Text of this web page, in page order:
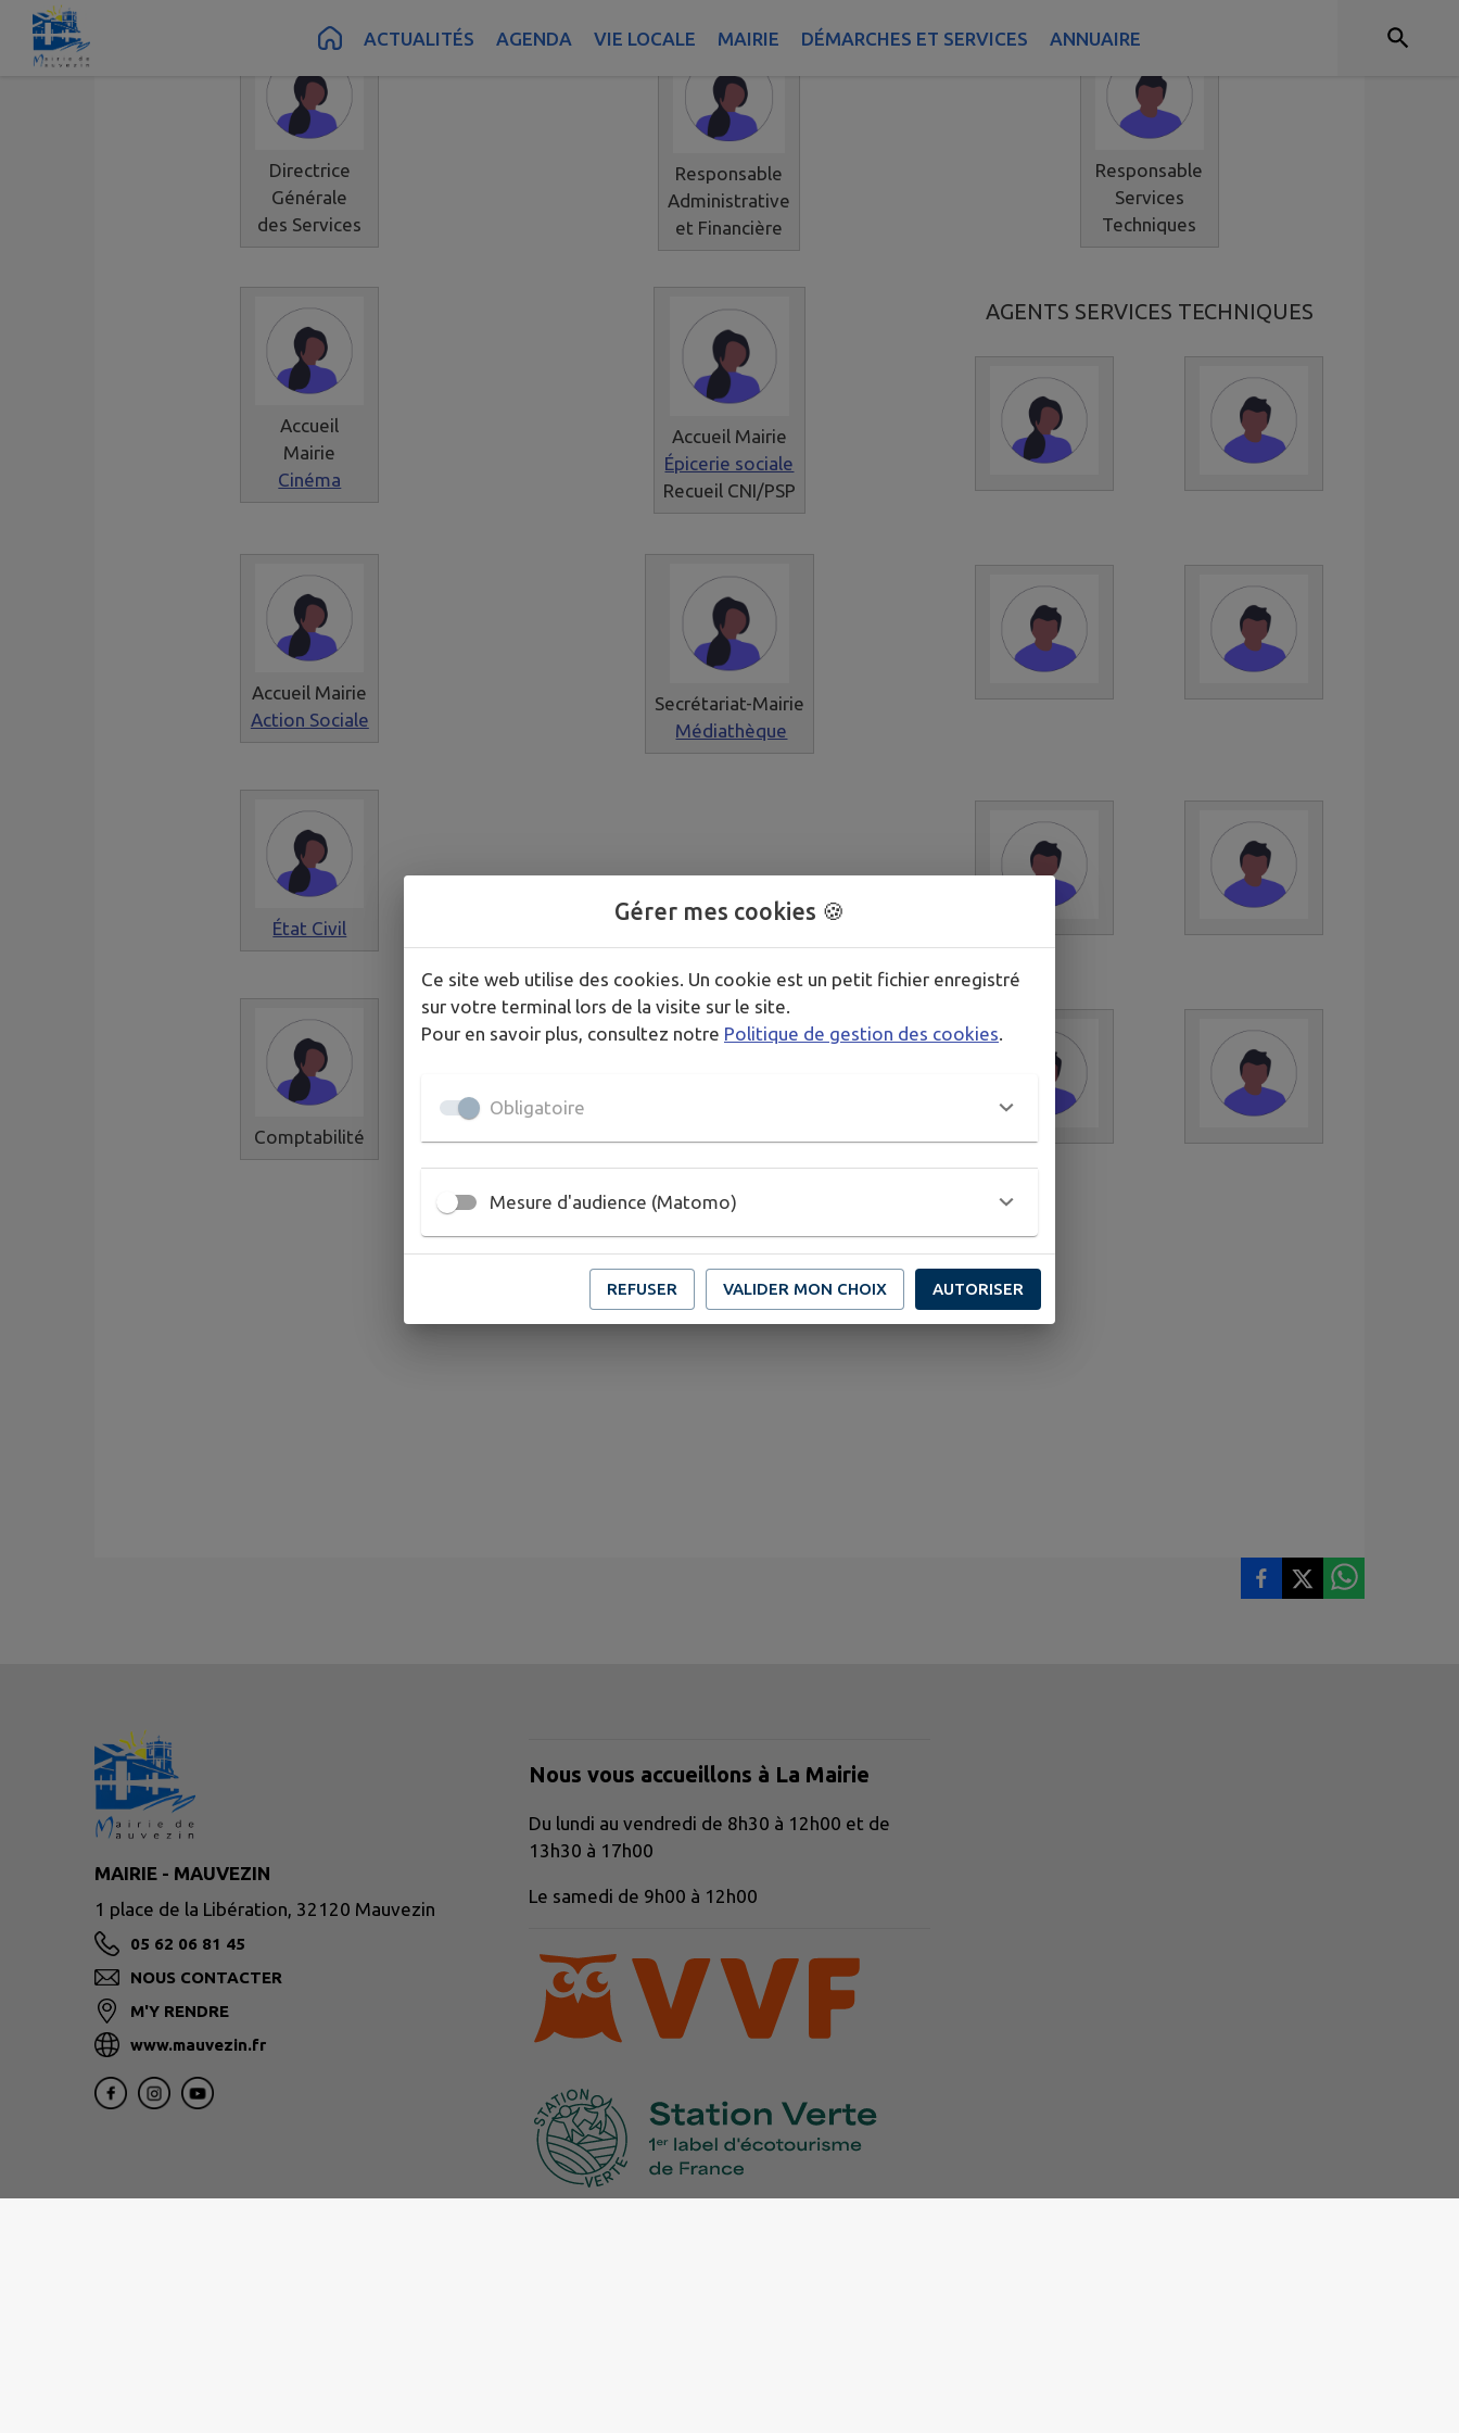
Contenu Pied de page
ACTUALITÉS AGENDA VIE LOCALE MAIRIE DÉMARCHES ET SERVICES ANNUAIRE
Directrice
Générale
des Services
Responsable
Administrative
et Financière
Responsable
Services
Techniques
Accueil
Mairie
Cinéma
Accueil Mairie
Épicerie sociale
Recueil CNI/PSP
AGENTS SERVICES TECHNIQUES
Accueil Mairie
Action Sociale
Secrétariat-Mairie
Médiathèque
État Civil
Comptabilité Urbanisme
MAIRIE - MAUVEZIN
1 place de la Libération, 32120 Mauvezin
05 62 06 81 45
NOUS CONTACTER
M'Y RENDRE
www.mauvezin.fr
Nous vous accueillons à La Mairie
Du lundi au vendredi de 8h30 à 12h00 et de
13h30 à 17h00
Le samedi de 9h00 à 12h00
Gérer mes cookies 🍪
Ce site web utilise des cookies. Un cookie est un petit fichier enregistré
sur votre terminal lors de la visite sur le site.
Pour en savoir plus, consultez notre Politique de gestion des cookies
Obligatoire
Mesure d'audience (Matomo)
REFUSER VALIDER MON CHOIX AUTORISER